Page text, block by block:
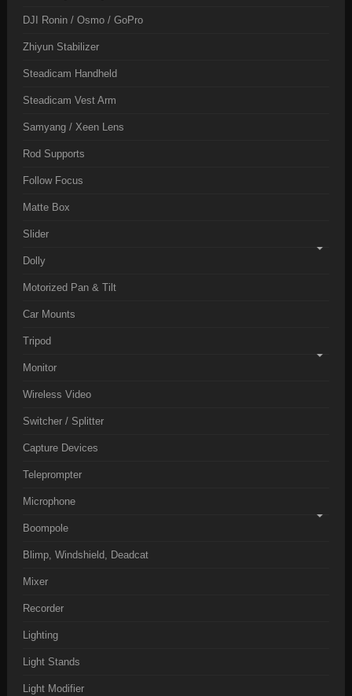
DJI Ronin / Osmo / GoPro
Zhiyun Stabilizer
Steadicam Handheld
Steadicam Vest Arm
Samyang / Xeen Lens
Rod Supports
Follow Focus
Matte Box
Slider
Dolly
Motorized Pan & Tilt
Car Mounts
Tripod
Monitor
Wireless Video
Switcher / Splitter
Capture Devices
Teleprompter
Microphone
Boompole
Blimp, Windshield, Deadcat
Mixer
Recorder
Lighting
Light Stands
Light Modifier